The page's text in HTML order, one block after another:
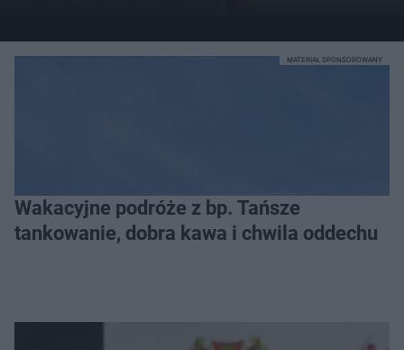
Wakacyjne podróże z bp. Tańsze
tankowanie, dobra kawa i chwila oddechu
MATERIAŁ SPONSOROWANY